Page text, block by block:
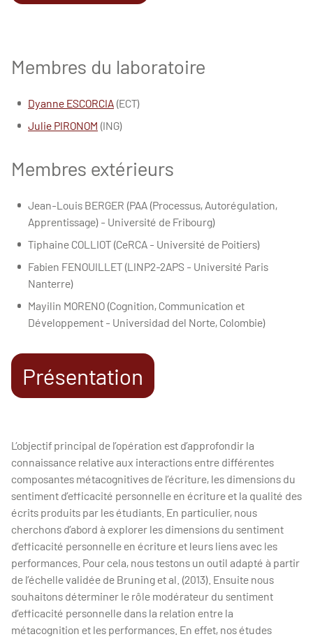
Membres du laboratoire
Dyanne ESCORCIA (ECT)
Julie PIRONOM (ING)
Membres extérieurs
Jean-Louis BERGER (PAA (Processus, Autorégulation,
Apprentissage) - Université de Fribourg)
Tiphaine COLLIOT (CeRCA - Université de Poitiers)
Fabien FENOUILLET (LINP2-2APS - Université Paris
Nanterre)
Mayilin MORENO (Cognition, Communication et
Développement - Universidad del Norte, Colombie)
Présentation
L’objectif principal de l’opération est d’approfondir la
connaissance relative aux interactions entre différentes
composantes métacognitives de l’écriture, les dimensions du
sentiment d’efficacité personnelle en écriture et la qualité des
écrits produits par les étudiants. En particulier, nous
cherchons d’abord à explorer les dimensions du sentiment
d’efficacité personnelle en écriture et leurs liens avec les
performances. Pour cela, nous testons un outil adapté à partir
de l’échelle validée de Bruning et al. (2013). Ensuite nous
souhaitons déterminer le rôle modérateur du sentiment
d’efficacité personnelle dans la relation entre la
métacognition et les performances. En effet, nos études